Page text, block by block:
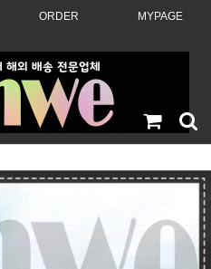
ORDER MYPAGE